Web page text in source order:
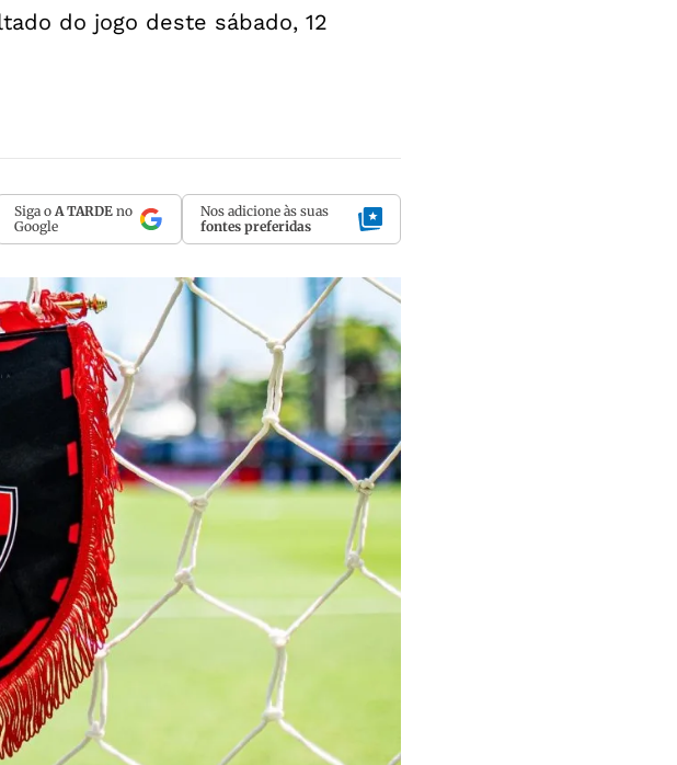
do jogo deste sábado, 12
Siga o A TARDE no
Google
Nos adicione às suas
fontes preferidas